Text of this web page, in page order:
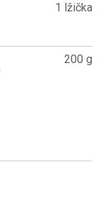
1 lžička
200 g